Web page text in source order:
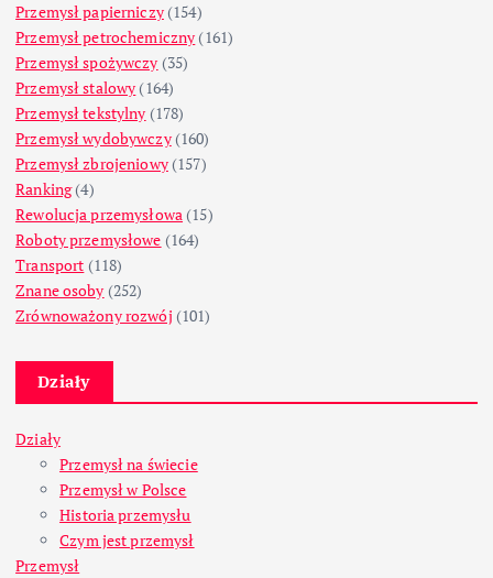
Przemysł papierniczy(154)
Przemysł petrochemiczny (161)
Przemysł spożywczy (35)
Przemysł stalowy (164)
Przemysł tekstylny (178)
Przemysł wydobywczy(160)
Przemysł zbrojeniowy(157)
Ranking(4)
Rewolucja przemysłowa (15)
Roboty przemysłowe (164)
Transport (118)
Znane osoby (252)
Zrównoważony rozwój (101)
Działy
Działy
Przemysł na świecie
Przemysł w Polsce
Historia przemysłu
Czym jest przemysł
Przemysł